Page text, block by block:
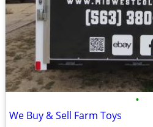
•
We Buy & Sell Farm Toys